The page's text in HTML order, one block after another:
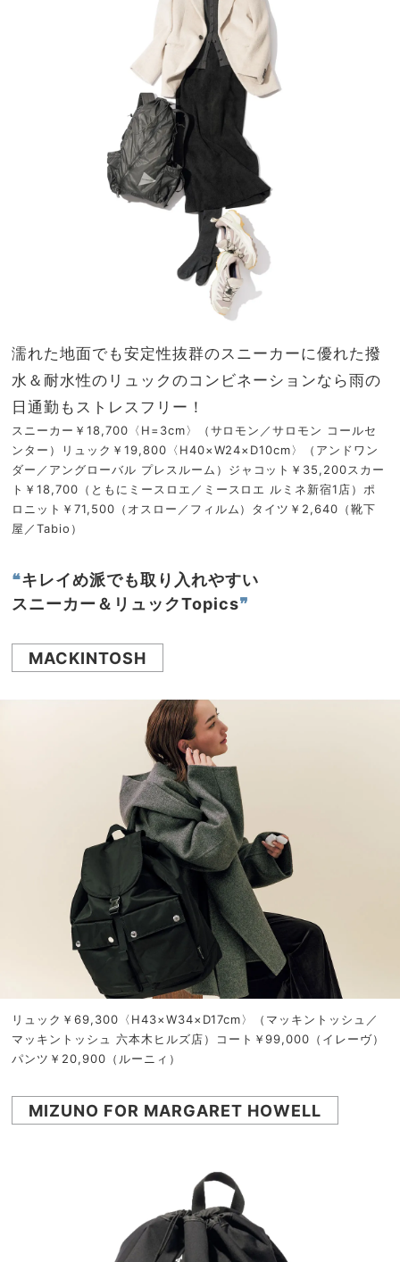
濡れた地面でも安定性抜群のスニーカーに優れた撥
水＆耐水性のリュックのコンビネーションなら雨の
日通勤もストレスフリー！
スニーカー￥18,700〈H=3cm〉（サロモン／サロモン コールセ
ンター）リュック￥19,800〈H40×W24×D10cm〉（アンドワン
ダー／アングローバル プレスルーム）ジャコット￥35,200スカー
ト￥18,700（ともにミースロエ／ミースロエ ルミネ新宿1店）ポ
ロニット￥71,500（オスロー／フィルム）タイツ￥2,640（靴下
屋／Tabio）
❝キレイめ派でも取り入れやすい
スニーカー＆リュックTopics❞
MACKINTOSH
リュック￥69,300〈H43×W34×D17cm〉（マッキントッシュ／
マッキントッシュ 六本木ヒルズ店）コート￥99,000（イレーヴ）
パンツ￥20,900（ルーニィ）
MIZUNO FOR MARGARET HOWELL